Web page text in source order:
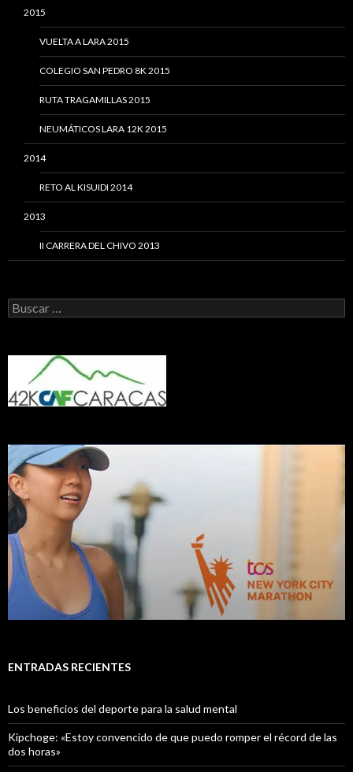
2015
VUELTA A LARA 2015
COLEGIO SAN PEDRO 8K 2015
RUTA TRAGAMILLAS 2015
NEUMÁTICOS LARA 12K 2015
2014
RETO AL KISUIDI 2014
2013
II CARRERA DEL CHIVO 2013
Buscar:
ENTRADAS RECIENTES
Los beneficios del deporte para la salud mental
Kipchoge: «Estoy convencido de que puedo romper el récord de las
dos horas»